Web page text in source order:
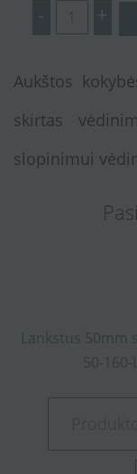
- +
Aukštos
skirtas
slopinimui
Lankstus 50mm
50-160-